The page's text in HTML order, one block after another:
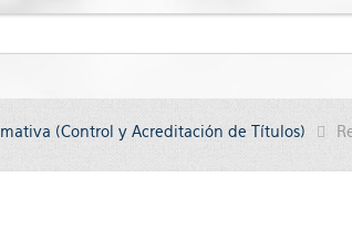
(Control y Acreditación de Títulos)